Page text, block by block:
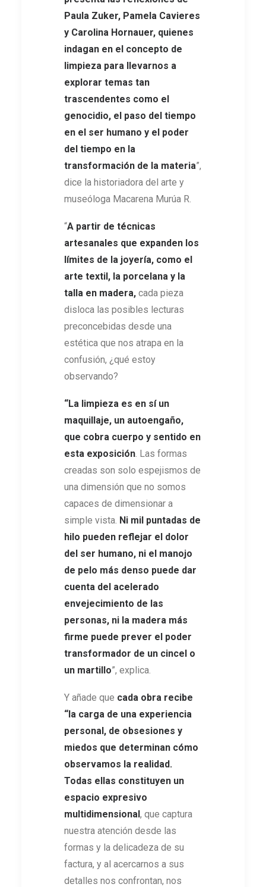
Paula Zuker, Pamela Cavieres
y Carolina Hornauer, quienes
indagan en el concepto de
limpieza para llevarnos a
explorar temas tan
trascendentes como el
genocidio, el paso del tiempo
en el ser humano y el poder
del tiempo en la
transformación de la materia”,
dice la historiadora del arte y
museóloga Macarena Murúa R.
“A partir de técnicas
artesanales que expanden los
límites de la joyería, como el
arte textil, la porcelana y la
talla en madera, cada pieza
disloca las posibles lecturas
preconcebidas desde una
estética que nos atrapa en la
confusión, ¿qué estoy
observando?
“La limpieza es en sí un
maquillaje, un autoengaño,
que cobra cuerpo y sentido en
esta exposición. Las formas
creadas son solo espejismos de
una dimensión que no somos
capaces de dimensionar a
simple vista. Ni mil puntadas de
hilo pueden reflejar el dolor
del ser humano, ni el manojo
de pelo más denso puede dar
cuenta del acelerado
envejecimiento de las
personas, ni la madera más
firme puede prever el poder
transformador de un cincel o
un martillo”, explica.
Y añade que cada obra recibe
“la carga de una experiencia
personal, de obsesiones y
miedos que determinan cómo
observamos la realidad.
Todas ellas constituyen un
espacio expresivo
multidimensional, que captura
nuestra atención desde las
formas y la delicadeza de su
factura, y al acercarnos a sus
detalles nos confrontan, nos